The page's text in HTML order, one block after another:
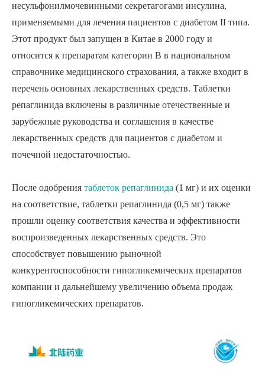
несульфонилмочевинными секретагогами инсулина,
применяемыми для лечения пациентов с диабетом II типа.
Этот продукт был запущен в Китае в 2000 году и
относится к препаратам категории B в национальном
справочнике медицинского страхования, а также входит в
перечень основных лекарственных средств. Таблетки
репаглинида включены в различные отечественные и
зарубежные руководства и соглашения в качестве
лекарственных средств для пациентов с диабетом и
почечной недостаточностью.
После одобрения таблеток репаглинида (1 мг) и их оценки
на соответствие, таблетки репаглинида (0,5 мг) также
прошли оценку соответствия качества и эффективности
воспроизведенных лекарственных средств. Это
способствует повышению рыночной
конкурентоспособности гипогликемических препаратов
компании и дальнейшему увеличению объема продаж
гипогликемических препаратов.